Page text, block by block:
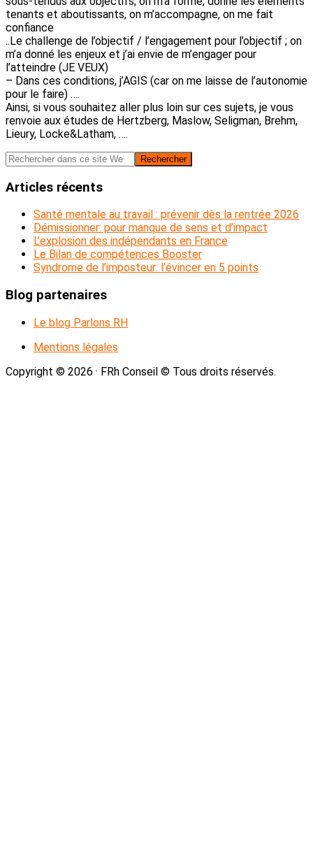
tenants et aboutissants, on m’accompagne, on me fait
confiance
..Le challenge de l’objectif / l’engagement pour l’objectif ; on
m’a donné les enjeux et j’ai envie de m’engager pour
l’atteindre (JE VEUX)
– Dans ces conditions, j’AGIS (car on me laisse de l’autonomie
pour le faire) ….
Ainsi, si vous souhaitez aller plus loin sur ces sujets, je vous
renvoie aux études de Hertzberg, Maslow, Seligman, Brehm,
Lieury, Locke&Latham, ….
Barre
latérale
Rechercher
dans
ce
Web
Articles récents
Santé mentale au travail : prévenir dès la rentrée 2026
Démissionner: pour manque de sens et d’impact
L’explosion des indépendants en France
Le Bilan de compétences Booster
Syndrome de l’imposteur: l’évincer en 5 points
Blog partenaires
Le blog Parlons RH
Mentions légales
Copyright © 2026 · FRh Conseil © Tous droits réservés.